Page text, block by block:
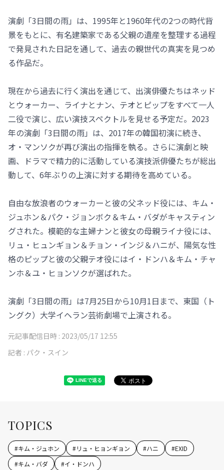
演劇「3日間の雨」は、1995年と1960年代の2つの時代背
景をもとに、有名建築家である父親の遺産を整理する過程
で発見された日記を通して、過去の親世代の真実を見つめ
る作品だ。
現在から過去に行く演出を通じて、出演俳優たちはネッド
とウォーカー、ライナとナン、テオとピップをすべて一人
二役で演じ、広い演技スペクトルを見せる予定だ。2023
年の演劇「3日間の雨」は、2017年の韓国初演に続き、
オ・マンソクが再び演出の指揮を執る。さらに演劇と映
画、ドラマで精力的に活動している演技派俳優たちが総出
動して、6年ぶりの上演に対する期待を高めている。
自由な放浪者のウォーカーと彼の父ネッド役には、キム・
ジュホン＆パク・ジョンボク＆キム・バダがキャスティン
グされた。模範的な主婦ナンと彼女の母親ライナ役には、
リュ・ヒュンギョン＆チョン・インジ＆ハニが、陽気な性
格のピップと彼の父親テオ役にはイ・ドンハ＆キム・チャ
ンホ＆ユ・ヒョンソクが選ばれた。
演劇「3日間の雨」は7月25日から10月1日まで、東国（ト
ングク）大学イヘラン芸術劇場で上演される。
元記事配信日時 : 2023/05/17 12:55
記者 : パク・スイン
TOPICS
#キム・ジュホン #リュ・ヒョンギョン #ハニ #EXID
#キム・バダ #イ・ドンハ